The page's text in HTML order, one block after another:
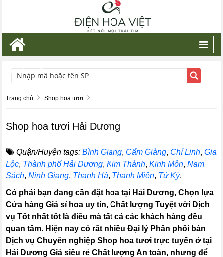
TÌM KIẾM
Trang chủ Shop hoa tươi
Shop hoa tươi Hải Dương
Quận/Huyện tags: Bình Giang, Cẩm Giàng, Chí Linh,Gia
Lộc, Thành phố Hải Dương,Kim Thành,Kinh Môn,Nam
Sách,Ninh Giang, Thanh Hà, Thanh Miện, Tứ Kỳ,
Có phải bạn đang cần đặt hoa tại Hải Dương, Chọn lựa
Cửa hàng Giá sỉ hoa uy tín, Chất lượng Tuyệt vời Dịch
vụ Tốt nhất tốt là điều mà tất cả các khách hàng đều
quan tâm. Hiện nay có rất nhiều Đại lý Phân phối bán
Dịch vụ Chuyên nghiệp Shop hoa tươi trực tuyến ở tại
Hải Dương Giá siêu rẻ Chất lượng An toàn, nhưng để